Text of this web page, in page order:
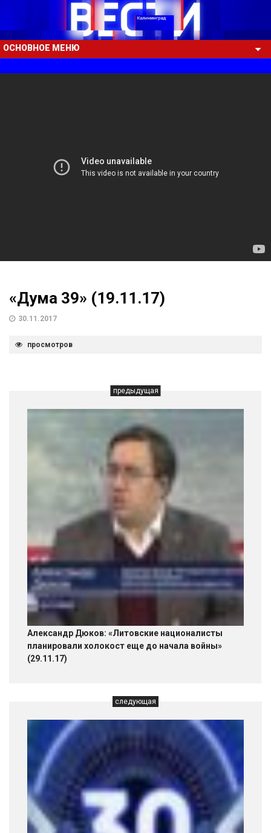
ОСНОВНОЕ МЕНЮ
«Дума 39» (19.11.17)
30.11.2017
просмотров
предыдущая
Александр Дюков: «Литовские националисты
планировали холокост еще до начала войны»
(29.11.17)
следующая